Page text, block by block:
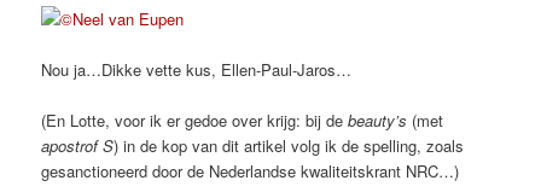
Nou ja…Dikke vette kus, Ellen-Paul-Jaros…
(En Lotte, voor ik er gedoe over krijg: bij debeauty’s (met
apostrof S) in de kop van dit artikel volg ik de spelling, zoals
gesanctioneerd door de Nederlandse kwaliteitskrant NRC…)